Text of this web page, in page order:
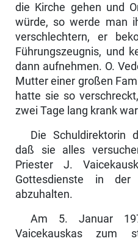
die Kirche gehen und
würde, so werde man
verschlechtern, er
Führungszeugnis, und
dann aufnehmen. O.
Mut­ter einer großen
hatte sie so
zwei Tage lang krank
Die Schuldirektorin
daß sie alles
Priester J.
Gottesdienste in
abzuhalten.
Am 5. Januar
Vaicekauskas zum